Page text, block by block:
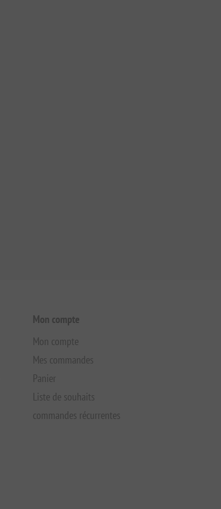
Mon compte
Mon compte
Mes commandes
Panier
Liste de souhaits
commandes récurrentes